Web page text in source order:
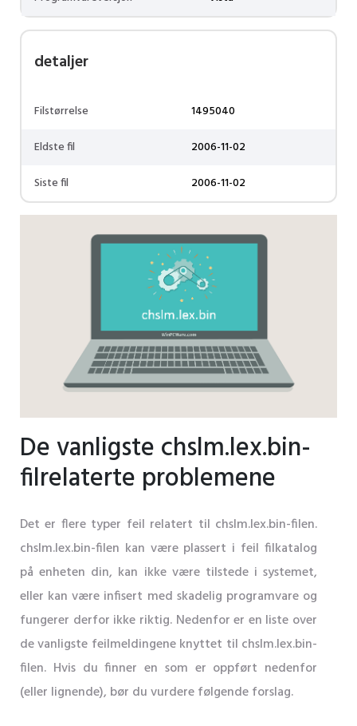
detaljer
Filstørrelse
1495040
Eldste fil
2006-11-02
Siste fil
2006-11-02
De vanligste chslm.lex.bin-
filrelaterte problemene
Det er flere typer feil relatert til chslm.lex.bin-filen.
chslm.lex.bin-filen kan være plassert i feil filkatalog
på enheten din, kan ikke være tilstede i systemet,
eller kan være infisert med skadelig programvare og
fungerer derfor ikke riktig. Nedenfor er en liste over
de vanligste feilmeldingene knyttet til chslm.lex.bin-
filen. Hvis du finner en som er oppført nedenfor
(eller lignende), bør du vurdere følgende forslag.